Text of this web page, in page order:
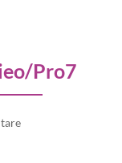
Pro7